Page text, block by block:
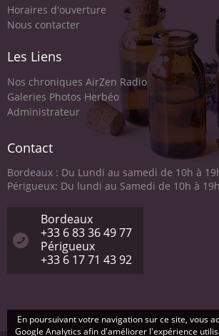
En poursuivant votre navigation sur ce site, vous
Google Analytics afin d'améliorer l'expérience
Horaires d'ouverture
Nous contacter
Les Liens
Nos chroniques AirZen Radio
Galeries Photos Herbéo
Administrateur
Contact
Bordeaux : Du Lundi au samedi de 10h à
Périgueux: Du lundi au Samedi de 10h à 19h
Bordeaux
+33 6 83 36 49 77
Périgueux
+33 6 17 71 43 92